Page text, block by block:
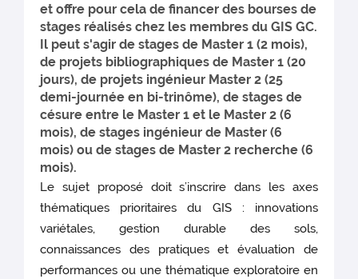
et offre pour cela de financer des bourses de
stages réalisés chez les membres du GIS GC.
Il peut s'agir de stages de Master 1 (2 mois),
de projets bibliographiques de Master 1 (20
jours), de projets ingénieur Master 2 (25
demi-journée en bi-trinôme), de stages de
césure entre le Master 1 et le Master 2 (6
mois), de stages ingénieur de Master (6
mois) ou de stages de Master 2 recherche (6
mois).
Le sujet proposé doit s’inscrire dans les axes
thématiques prioritaires du GIS : innovations
variétales, gestion durable des sols,
connaissances des pratiques et évaluation de
performances ou une thématique exploratoire en